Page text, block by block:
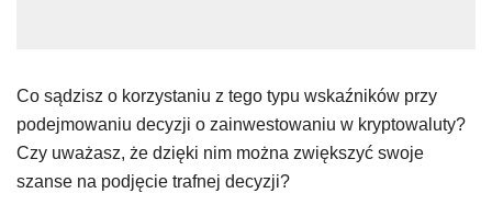
Co sądzisz o korzystaniu z tego typu wskaźników przy
podejmowaniu decyzji o zainwestowaniu w kryptowaluty?
Czy uważasz, że dzięki nim można zwiększyć swoje
szanse na podjęcie trafnej decyzji?